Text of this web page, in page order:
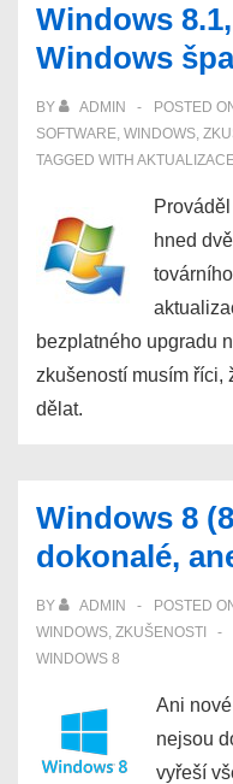
Windows
Windows
BY ADMIN POSTED
SOFTWARE, WINDOWS,
TAGGED WITH
hned
bezplatného upgradu
zkušeností musím říci,
dělat.
Windows 8
dokonalé,
BY ADMIN POSTED
WINDOWS, ZKUŠENOSTI
WINDOWS 8
Ani
nejsou
vyřeší